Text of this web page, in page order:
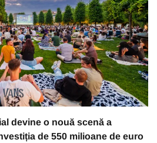
devine o nouă scenă a
de 550 milioane de euro